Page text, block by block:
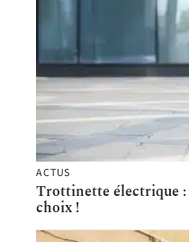
ACTUS
Trottinette électrique :
choix !